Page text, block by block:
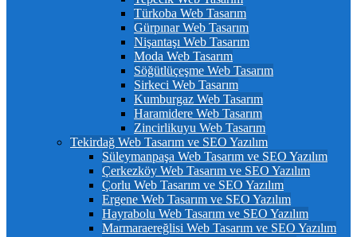
Türkoba Web Tasarım
Gürpınar Web Tasarım
Nişantaşı Web Tasarım
Moda Web Tasarım
Söğütlüçeşme Web Tasarım
Sirkeci Web Tasarım
Kumburgaz Web Tasarım
Haramidere Web Tasarım
Zincirlikuyu Web Tasarım
Tekirdağ Web Tasarım ve SEO Yazılım
Süleymanpaşa Web Tasarım ve SEO Yazılım
Çerkezköy Web Tasarım ve SEO Yazılım
Çorlu Web Tasarım ve SEO Yazılım
Ergene Web Tasarım ve SEO Yazılım
Hayrabolu Web Tasarım ve SEO Yazılım
Marmaraereğlisi Web Tasarım ve SEO Yazılım